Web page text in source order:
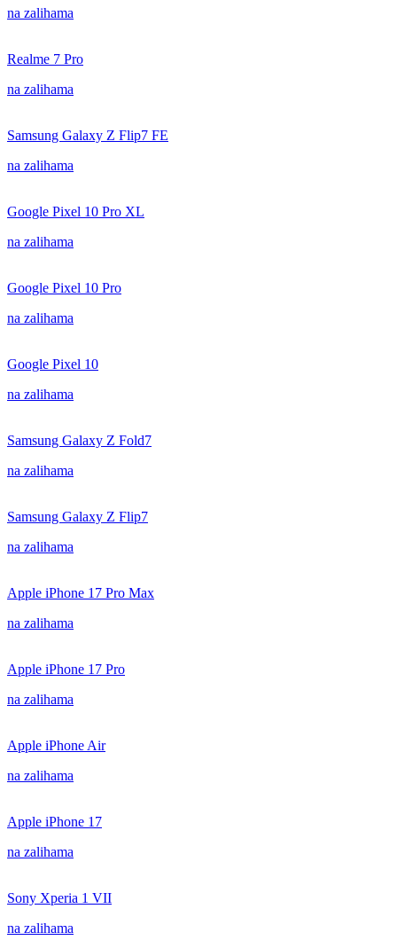
na zalihama
Realme 7 Pro
na zalihama
Samsung Galaxy Z Flip7 FE
na zalihama
Google Pixel 10 Pro XL
na zalihama
Google Pixel 10 Pro
na zalihama
Google Pixel 10
na zalihama
Samsung Galaxy Z Fold7
na zalihama
Samsung Galaxy Z Flip7
na zalihama
Apple iPhone 17 Pro Max
na zalihama
Apple iPhone 17 Pro
na zalihama
Apple iPhone Air
na zalihama
Apple iPhone 17
na zalihama
Sony Xperia 1 VII
na zalihama